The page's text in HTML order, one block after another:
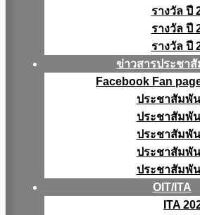
รางวัล ปี
รางวัล ปี
รางวัล ปี
ข่าวสารประชา
Facebook Fan
ประชาสัมพั
ประชาสัมพั
ประชาสัมพั
ประชาสัมพั
ประชาสัมพั
OIT/ITA
ITA